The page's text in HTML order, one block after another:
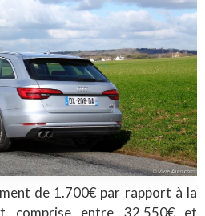
de 1.700€ par rapport à la